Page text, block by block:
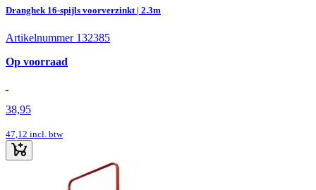
Dranghek 16-spijls voorverzinkt | 2.3m
Artikelnummer 132385
Op voorraad
38,95
47,12 incl. btw